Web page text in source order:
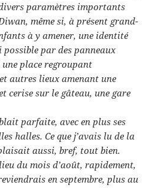
paramètres importants
même si, à présent grand-
à y amener, une identité
possible par des panneaux
place regroupant
autres lieux amenant une
cerise sur le gâteau, une gare
parfaite, avec en plus ses
halles. Ce que j’avais lu de la
aussi, bref, tout bien.
du mois d’août, rapidement,
en septembre, plus au